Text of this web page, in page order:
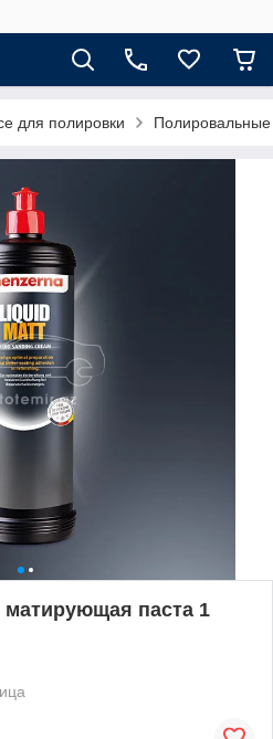
для полировки
матирующая паста 1